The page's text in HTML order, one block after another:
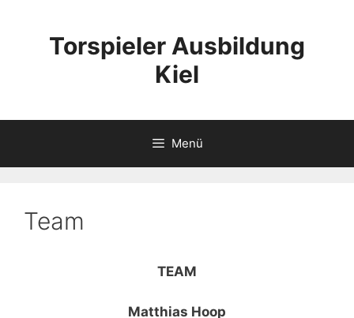
Torspieler Ausbildung
Kiel
Menü
Team
TEAM
Matthias Hoop